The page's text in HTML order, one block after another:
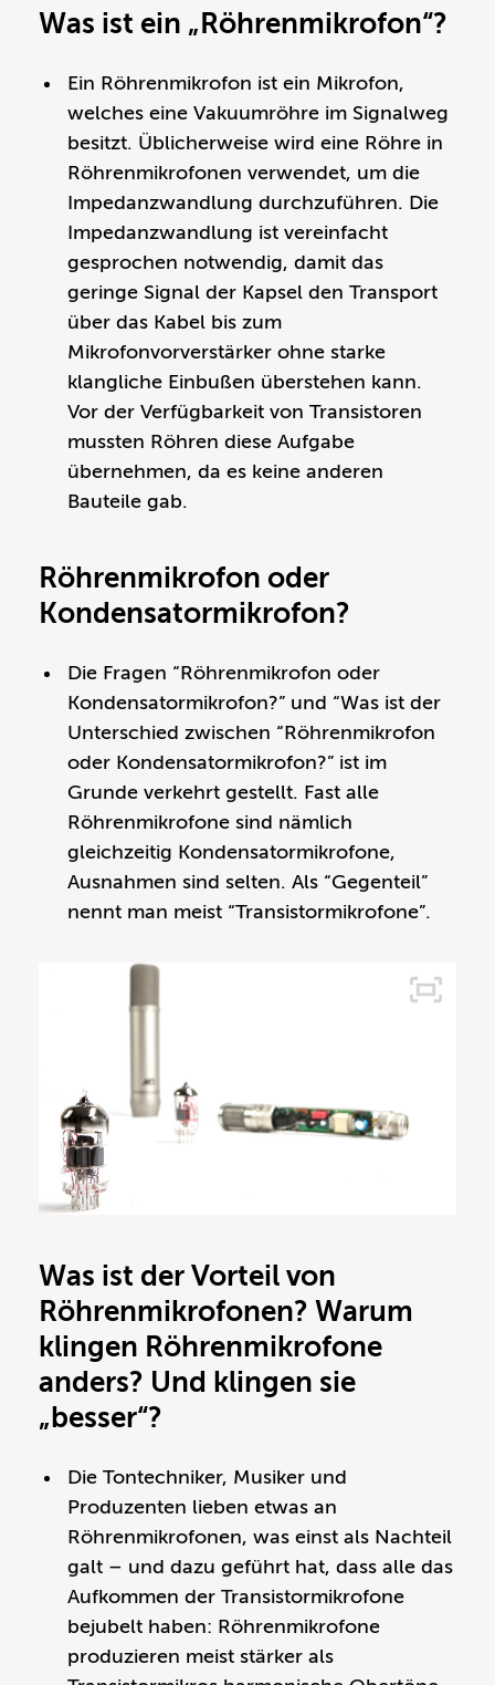
Was ist ein „Röhrenmikrofon“?
Ein Röhrenmikrofon ist ein Mikrofon,
welches eine Vakuumröhre im Signalweg
besitzt. Üblicherweise wird eine Röhre in
Röhrenmikrofonen verwendet, um die
Impedanzwandlung durchzuführen. Die
Impedanzwandlung ist vereinfacht
gesprochen notwendig, damit das
geringe Signal der Kapsel den Transport
über das Kabel bis zum
Mikrofonvorverstärker ohne starke
klangliche Einbußen überstehen kann.
Vor der Verfügbarkeit von Transistoren
mussten Röhren diese Aufgabe
übernehmen, da es keine anderen
Bauteile gab.
Röhrenmikrofon oder
Kondensatormikrofon?
Die Fragen “Röhrenmikrofon oder
Kondensatormikrofon?” und “Was ist der
Unterschied zwischen “Röhrenmikrofon
oder Kondensatormikrofon?” ist im
Grunde verkehrt gestellt. Fast alle
Röhrenmikrofone sind nämlich
gleichzeitig Kondensatormikrofone,
Ausnahmen sind selten. Als “Gegenteil”
nennt man meist “Transistormikrofone”.
Was ist der Vorteil von
Röhrenmikrofonen? Warum
klingen Röhrenmikrofone
anders? Und klingen sie
„besser“?
Die Tontechniker, Musiker und
Produzenten lieben etwas an
Röhrenmikrofonen, was einst als Nachteil
galt – und dazu geführt hat, dass alle das
Aufkommen der Transistormikrofone
bejubelt haben: Röhrenmikrofone
produzieren meist stärker als